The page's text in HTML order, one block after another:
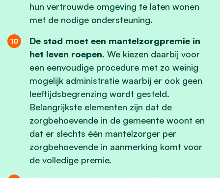
hun vertrouwde omgeving te laten wonen
met de nodige ondersteuning.
De stad moet een mantelzorgpremie in
het leven roepen. We kiezen daarbij voor
een eenvoudige procedure met zo weinig
mogelijk administratie waarbij er ook geen
leeftijdsbegrenzing wordt gesteld.
Belangrijkste elementen zijn dat de
zorgbehoevende in de gemeente woont en
dat er slechts één mantelzorger per
zorgbehoevende in aanmerking komt voor
de volledige premie.